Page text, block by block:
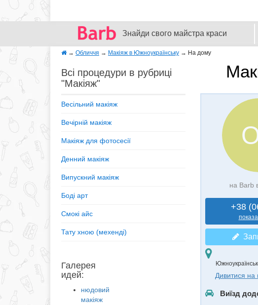
Знайди свого майстра краси
→ Обличчя → Макіяж в Южноукраїнську → На дому
Всі процедури в рубриці
"Макіяж"
Весільний макіяж
Вечірній макіяж
Макіяж для фотосесії
Денний макіяж
Випускний макіяж
Боді арт
Смокі айс
Тату хною (мехенді)
Галерея
идей:
нюдовий
макіяж
на Barb
+38
Южноукраїнськ
Дивитися на
Виїзд